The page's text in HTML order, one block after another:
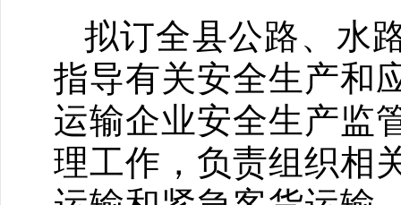
拟订全县公路、水
指导有关安全生产和
运输企业安全生产监
理工作，负责组织相